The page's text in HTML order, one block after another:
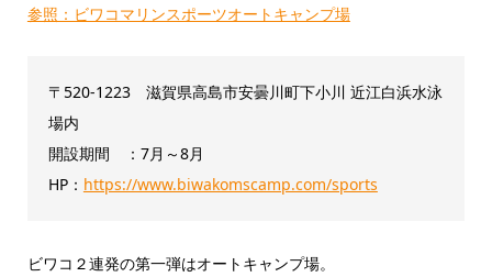
参照：ビワコマリンスポーツオートキャンプ場
〒520-1223 滋賀県高島市安曇川町下小川 近江白浜水泳
場内
開設期間 ：7月～8月
HP： https://www.biwakomscamp.com/sports
ビワコ２連発の第一弾はオートキャンプ場。